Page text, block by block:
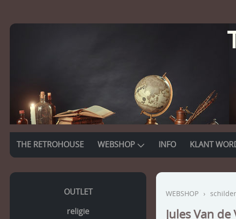
THE RETROHOUSE WEBSHOP INFO KLANT
OUTLET
religie
WEBSHOP ›
Jules Van